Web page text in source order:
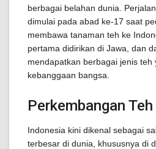
berbagai belahan dunia.
dimulai pada abad ke-17 saat
membawa tanaman teh ke
pertama didirikan di Jawa, dan
mendapatkan berbagai jenis teh
kebanggaan bangsa.
Perkembangan
Indonesia kini dikenal sebagai
terbesar di dunia, khususnya di